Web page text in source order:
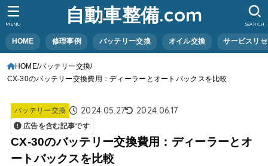
自動車整備.com
HOME 修理事例 バッテリー交換 オイル交換 サービスリ
SEARCH
MENU
HOME バッテリー交換
CX-30のバッテリー交換費用：ディーラーとオートバックスを比較
バッテリー交換 2024.05.27 2024.06.17
広告を含む記事です
CX-30のバッテリー交換費用：ディーラーとオ
ートバックスを比較